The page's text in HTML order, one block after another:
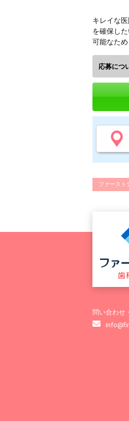
キレイな
を確保し
可能なた
応募につ
ファースト
問い合わせ